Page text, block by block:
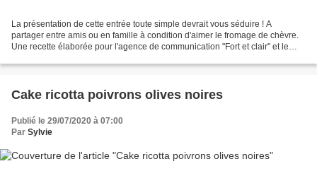
La présentation de cette entrée toute simple devrait vous séduire ! A
partager entre amis ou en famille à condition d'aimer le fromage de chèvre.
Une recette élaborée pour l'agence de communication "Fort et clair" et le
Cake ricotta poivrons olives noires
Publié le 29/07/2020 à 07:00
Par Sylvie